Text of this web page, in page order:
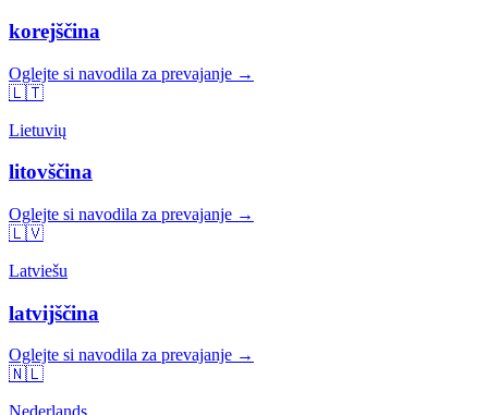
korejščina
Oglejte si navodila za prevajanje →
🇱🇹
Lietuvių
litovščina
Oglejte si navodila za prevajanje →
🇱🇻
Latviešu
latvijščina
Oglejte si navodila za prevajanje →
🇳🇱